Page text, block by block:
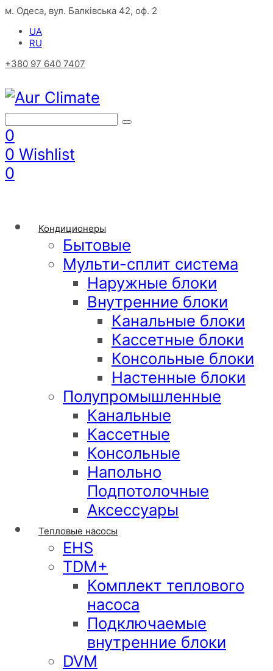
м. Одеса, вул. Балківська 42, оф. 2
UA
RU
+380 97 640 7407
0
0 Wishlist
0
Кондиционеры
Бытовые
Мульти-сплит система
Наружные блоки
Внутренние блоки
Канальные блоки
Кассетные блоки
Консольные блоки
Настенные блоки
Полупромышленные
Канальные
Кассетные
Консольные
Напольно
Подпотолочные
Аксессуары
Тепловые насосы
EHS
TDM+
Комплект теплового
насоса
Подключаемые
внутренние блоки
DVM